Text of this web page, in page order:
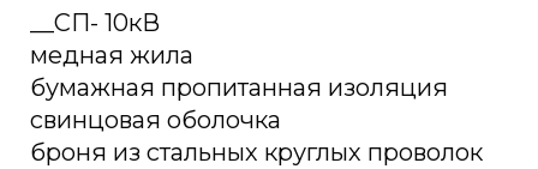
__СП- 10кВ
медная жила
бумажная пропитанная изоляция
свинцовая оболочка
броня из стальных круглых проволок